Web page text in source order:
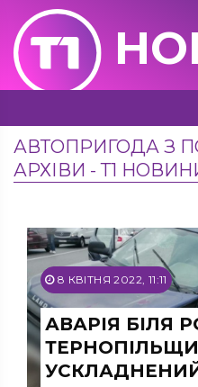
АВТОПРИГОДА З
АРХІВИ - Т1
8 КВІТНЯ 2022, 11:11
АВАРІЯ БІЛЯ